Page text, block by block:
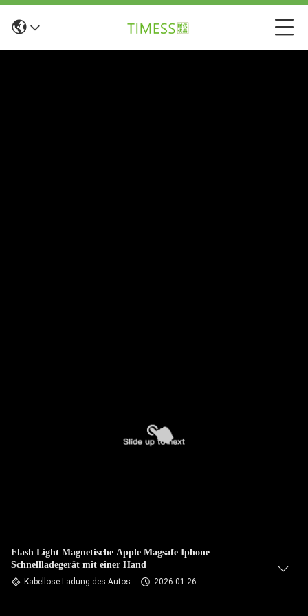
Flash Light Magnetische Apple Magsafe Iphone
Schnellladegerät mit einer Hand
Kabellose Ladung des Autos 2026-01-26